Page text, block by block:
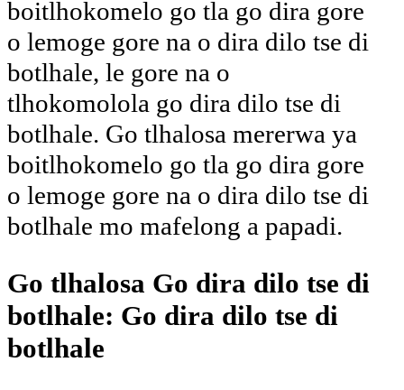
boitlhokomelo go tla go dira gore
o lemoge gore na o dira dilo tse di
botlhale, le gore na o
tlhokomolola go dira dilo tse di
botlhale. Go tlhalosa mererwa ya
boitlhokomelo go tla go dira gore
o lemoge gore na o dira dilo tse di
botlhale mo mafelong a papadi.
Go tlhalosa Go dira dilo tse di
botlhale: Go dira dilo tse di
botlhale